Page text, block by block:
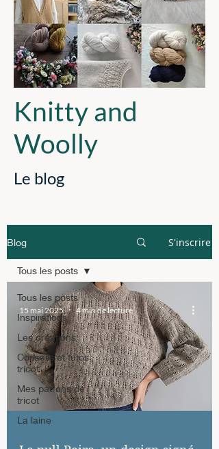
Knitty and
Woolly
Le blog
Blog S'inscrire
Tous les posts
Inspirations
Les créations
Conseils et tutos
tricot
Mes patrons de
tricot
La laine
Tous les posts
15 mai 2025 4 min de lecture